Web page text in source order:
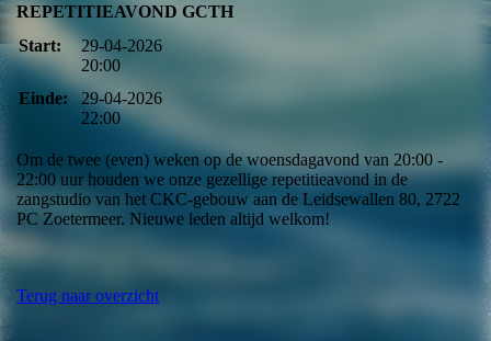
REPETITIEAVOND GCTH
Start:
29-04-2026
20:00
Einde:
29-04-2026
22:00
Om de twee (even) weken op de woensdagavond van 20:00 -
22:00 uur houden we onze gezellige repetitieavond in de
zangstudio van het CKC-gebouw aan de Leidsewallen 80, 2722
PC Zoetermeer. Nieuwe leden altijd welkom!
Terug naar overzicht